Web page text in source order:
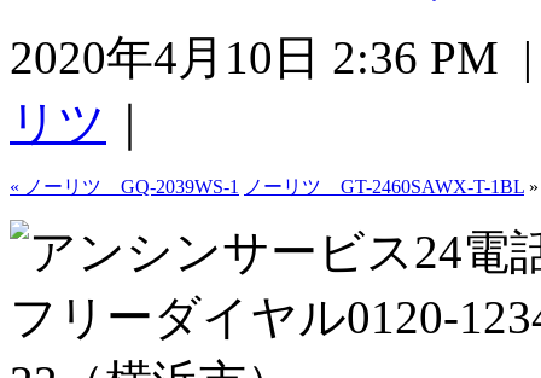
2020年4月10日 2:36
リツ ｜
« ノーリツ GQ-2039WS-1 ノーリツ GT-2460SAWX-T-1BL »